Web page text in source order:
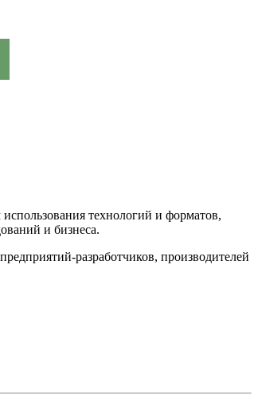
технологий и форматов,
и бизнеса.
разработчиков, производителей